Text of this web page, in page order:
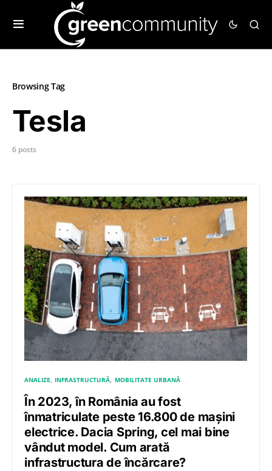
Browsing Tag
Tesla
6 posts
ANALIZE INFRASTRUCTURĂ MOBILITATE URBANĂ
În 2023, în România au fost
înmatriculate peste 16.800 de mașini
electrice. Dacia Spring, cel mai bine
vândut model. Cum arată
infrastructura de încărcare?